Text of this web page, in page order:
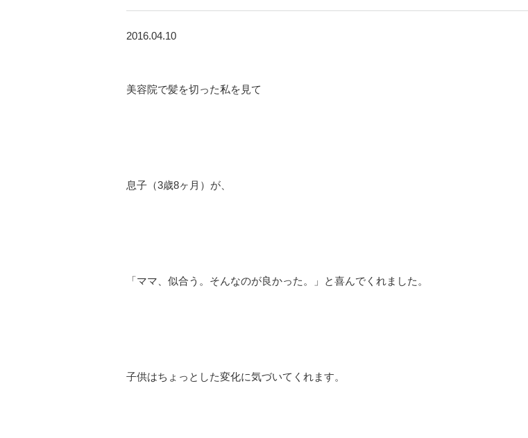
2016.04.10
美容院で髪を切った私を見て
息子（3歳8ヶ月）が、
「ママ、似合う。そんなのが良かった。」と喜んでくれました。
子供はちょっとした変化に気づいてくれます。